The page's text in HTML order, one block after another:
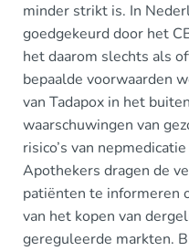
minder strikt is. In
goedgekeurd door het
het daarom slechts als
bepaalde voorwaarden
van Tadapox in het
waarschuwingen van
risico’s van
Apothekers dragen de
patiënten te informeren
van het kopen van
gereguleerde markten.